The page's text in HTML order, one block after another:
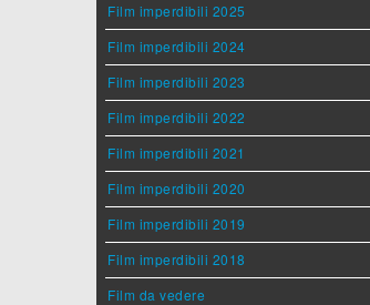
Film imperdibili 2025
Film imperdibili 2024
Film imperdibili 2023
Film imperdibili 2022
Film imperdibili 2021
Film imperdibili 2020
Film imperdibili 2019
Film imperdibili 2018
Film da vedere